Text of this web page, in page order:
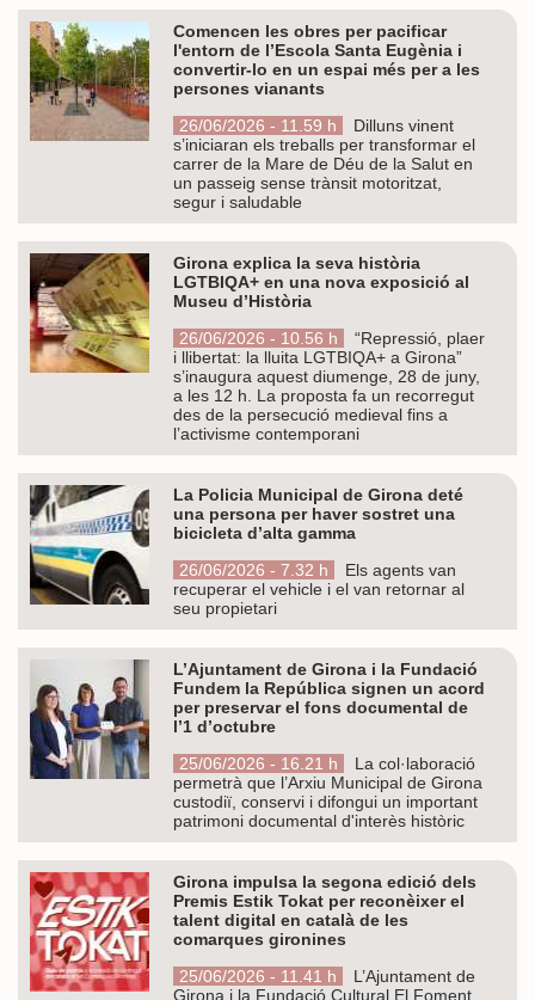
Comencen les obres per pacificar
l'entorn de l’Escola Santa Eugènia i
convertir-lo en un espai més per a les
persones vianants
26/06/2026 - 11.59 h
Dilluns vinent
s’iniciaran els treballs per transformar el
carrer de la Mare de Déu de la Salut en
un passeig sense trànsit motoritzat,
segur i saludable
Girona explica la seva història
LGTBIQA+ en una nova exposició al
Museu d’Història
26/06/2026 - 10.56 h
“Repressió, plaer
i llibertat: la lluita LGTBIQA+ a Girona”
s’inaugura aquest diumenge, 28 de juny,
a les 12 h. La proposta fa un recorregut
des de la persecució medieval fins a
l’activisme contemporani
La Policia Municipal de Girona deté
una persona per haver sostret una
bicicleta d’alta gamma
26/06/2026 - 7.32 h
Els agents van
recuperar el vehicle i el van retornar al
seu propietari
L’Ajuntament de Girona i la Fundació
Fundem la República signen un acord
per preservar el fons documental de
l’1 d’octubre
25/06/2026 - 16.21 h
La col·laboració
permetrà que l’Arxiu Municipal de Girona
custodiï, conservi i difongui un important
patrimoni documental d'interès històric
Girona impulsa la segona edició dels
Premis Estik Tokat per reconèixer el
talent digital en català de les
comarques gironines
25/06/2026 - 11.41 h
L’Ajuntament de
Girona i la Fundació Cultural El Foment